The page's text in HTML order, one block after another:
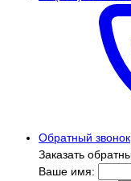
Обратный звонок
Заказать
Ваше имя: